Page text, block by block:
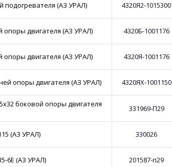
подогревателя (АЗ УРАЛ) 4320Я2-1015300
опоры двигателя (АЗ УРАЛ) 4320Б-1001176
опоры двигателя (АЗ УРАЛ) 4320Я-1001176
опоры двигателя (АЗ УРАЛ) 4320ЯХ-1001150
боковой опоры двигателя
331969-П29
(АЗ УРАЛ) 330026
6Е (АЗ УРАЛ) 201587-п29